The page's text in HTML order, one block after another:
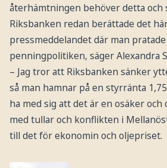
återhämtningen behöver detta
Riksbanken redan berättade det
pressmeddelandet där man
penningpolitiken, säger Alexandra
– Jag tror att Riksbanken sänker
så man hamnar på en styrränta
ha med sig att det är en osäker
med tullar och konflikten i
till det för ekonomin och oljepriset.